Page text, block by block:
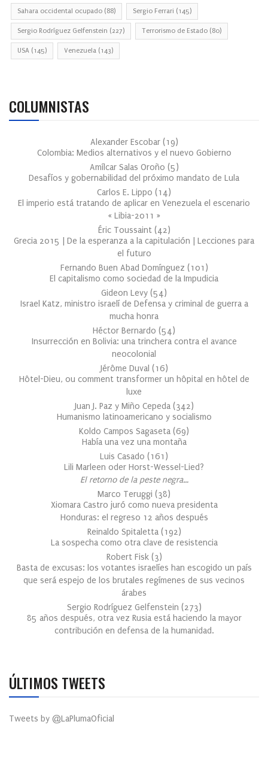
Sahara occidental ocupado (88) Sergio Ferrari (145)
Sergio Rodríguez Gelfenstein (227) Terrorismo de Estado (80)
USA (145) Venezuela (143)
COLUMNISTAS
Alexander Escobar (19)
Colombia: Medios alternativos y el nuevo Gobierno
Amílcar Salas Oroño (5)
Desafíos y gobernabilidad del próximo mandato de Lula
Carlos E. Lippo (14)
El imperio está tratando de aplicar en Venezuela el escenario
« Libia-2011 »
Éric Toussaint (42)
Grecia 2015 | De la esperanza a la capitulación | Lecciones para
el futuro
Fernando Buen Abad Domínguez (101 )
El capitalismo como sociedad de la Impudicia
Gideon Levy (54)
Israel Katz, ministro israelí de Defensa y criminal de guerra a
mucha honra
Héctor Bernardo (54)
Insurrección en Bolivia: una trinchera contra el avance
neocolonial
Jérôme Duval (16)
Hôtel-Dieu, ou comment transformer un hôpital en hôtel de
luxe
Juan J. Paz y Miño Cepeda (342)
Humanismo latinoamericano y socialismo
Koldo Campos Sagaseta (69)
Había una vez una montaña
Luis Casado (161 )
Lili Marleen oder Horst-Wessel-Lied?
El retorno de la peste negra…
Marco Teruggi (38)
Xiomara Castro juró como nueva presidenta
Honduras: el regreso 12 años después
Reinaldo Spitaletta (192)
La sospecha como otra clave de resistencia
Robert Fisk (3)
Basta de excusas: los votantes israelíes han escogido un país
que será espejo de los brutales regímenes de sus vecinos
árabes
Sergio Rodríguez Gelfenstein (273)
85 años después, otra vez Rusia está haciendo la mayor
contribución en defensa de la humanidad.
ÚLTIMOS TWEETS
Tweets by @LaPlumaOficial